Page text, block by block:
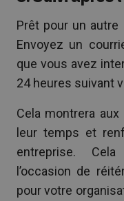
Prêt pour un autre
Envoyez un
que vous avez
24 heures suivant
Cela montrera
leur temps et
entreprise.
l’occasion de
pour votre